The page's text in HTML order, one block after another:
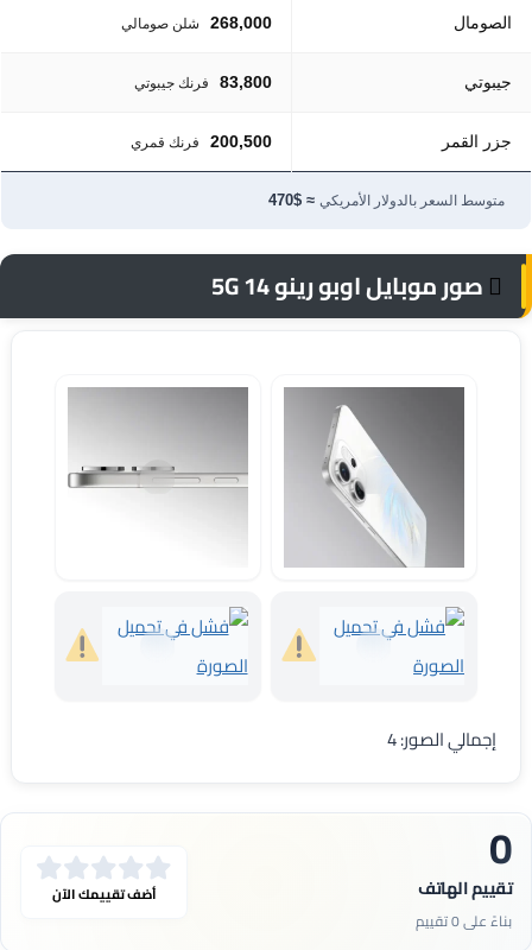
الصومال 268,000 شلن صومالي
جيبوتي 83,800 فرنك جيبوتي
جزر القمر 200,500 فرنك قمري
متوسط السعر بالدولار الأمريكي ≈ $470
صور موبايل اوبو رينو 14 5G
مواصفات Oppo Reno 14 ظهر موبايل Oppo Reno 14
إجمالي الصور: 4
0
تقييم الهاتف
بناءً على 0 تقييم
أضف تقييمك الآن